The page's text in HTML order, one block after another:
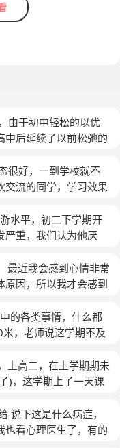
由于初中轻松的以优
中后延续了以前松弛的
5成，注意力不能集
拒绝别人的倾诉，别人
得同学们看不起她，
而晚上又计划第二天
很好，一到学校就不
交流的同学，学习效果
考试状态不好，会的
水平，初二下学期开
严重，我们认为他厌
，精神状态就比较好。
好，住院治疗了十二
不去。每天都是起床
早上都感觉是病歪歪
外界事物都不关心，原
自己的房间跟垃圾场
，大人感觉他非常自
道为何而学，没有战胜
最近我会感到心情非常
原因，所以我才会感到
的时候成绩不是这样
我是从上初中开始，
感觉，妈妈她想让我好
听进去，但是我学不
。我喜欢看小说，我
心里打开。我觉得小说
的各类事情，什么都
，老师说这学期不及
做？
上高二，在上学期期未
)，这学期上了一天课
又怎样，工作了又怎
你，一直希望自己现
说下这是什么病症，
也看心理医生了，有的